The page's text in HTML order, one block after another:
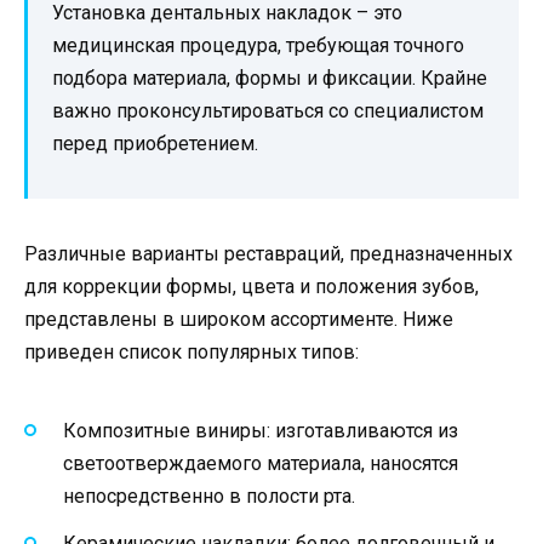
Установка дентальных накладок – это
медицинская процедура, требующая точного
подбора материала, формы и фиксации. Крайне
важно проконсультироваться со специалистом
перед приобретением.
Различные варианты реставраций, предназначенных
для коррекции формы, цвета и положения зубов,
представлены в широком ассортименте. Ниже
приведен список популярных типов:
Композитные виниры: изготавливаются из
светоотверждаемого материала, наносятся
непосредственно в полости рта.